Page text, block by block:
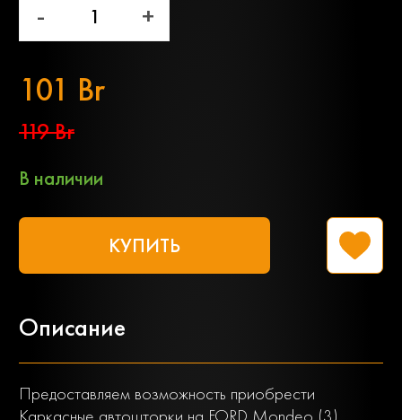
- +
101 Br
119 Br
В наличии
КУПИТЬ
Описание
Предоставляем возможность приобрести